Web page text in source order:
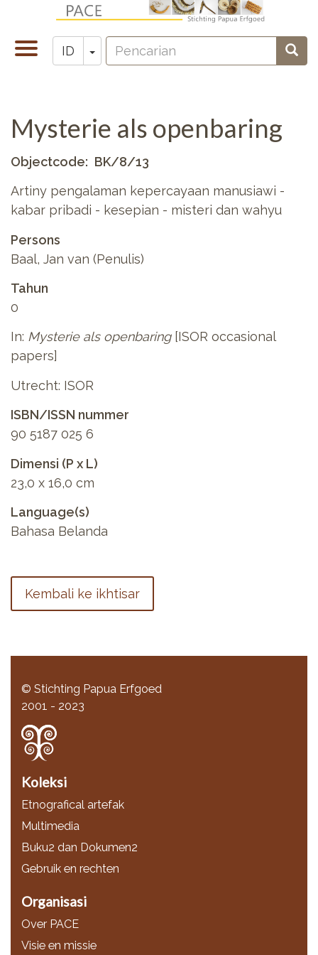
Toggle
navigation
ID Toggle Dropdown
Zoeken
Pencarian
Mysterie als openbaring
Objectcode
BK/8/13
Artiny pengalaman kepercayaan manusiawi -
kabar pribadi - kesepian - misteri dan wahyu
Persons
Baal, Jan van (Penulis)
Tahun
0
In: Mysterie als openbaring[ISOR occasional
papers]
Utrecht: ISOR
ISBN/ISSN nummer
90 5187 025 6
Dimensi (P x L)
23,0 x 16,0 cm
Language(s)
Bahasa Belanda
Kembali ke ikhtisar
© Stichting Papua Erfgoed
2001 - 2023
Koleksi
Etnografical artefak
Multimedia
Buku2 dan Dokumen2
Gebruik en rechten
Organisasi
Over PACE
Visie en missie